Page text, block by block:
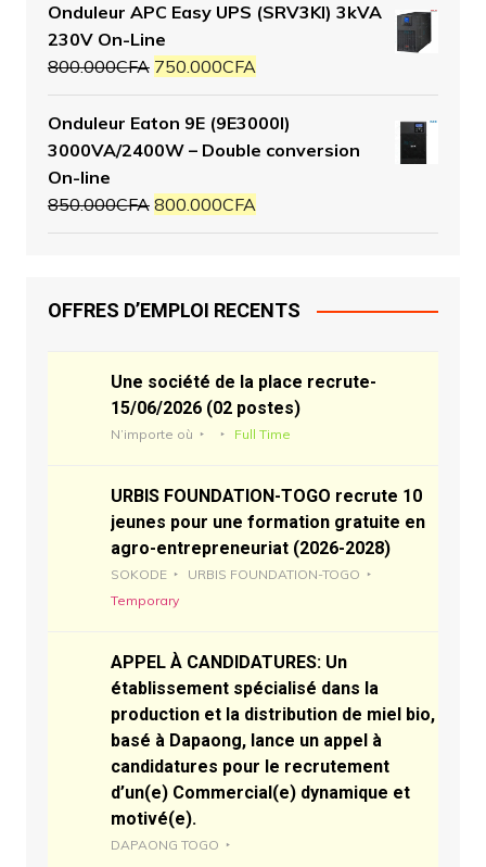
Onduleur APC Easy UPS (SRV3KI) 3kVA
230V On-Line
800.000CFA 750.000CFA
Onduleur Eaton 9E (9E3000I)
3000VA/2400W – Double conversion
On-line
850.000CFA 800.000CFA
OFFRES D’EMPLOI RECENTS
Une société de la place recrute-
15/06/2026 (02 postes)
N’importe où Full Time
URBIS FOUNDATION-TOGO recrute 10
jeunes pour une formation gratuite en
agro-entrepreneuriat (2026-2028)
SOKODE
URBIS FOUNDATION-TOGO
Temporary
APPEL À CANDIDATURES: Un
établissement spécialisé dans la
production et la distribution de miel bio,
basé à Dapaong, lance un appel à
candidatures pour le recrutement
d’un(e) Commercial(e) dynamique et
motivé(e).
DAPAONG TOGO